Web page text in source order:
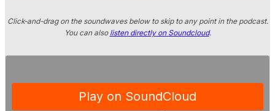
Click-and-drag on the soundwaves below to skip to any point in the podcast.
You can also listen directly on Soundcloud.